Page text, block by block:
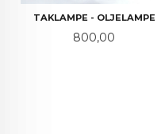
TAKLAMPE - OLJELAMPE
Pris
800,00